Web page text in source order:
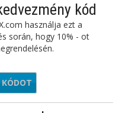
kód
használja ezt a
során, hogy 10% - ot